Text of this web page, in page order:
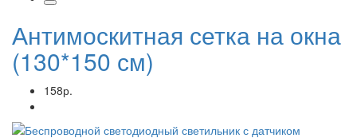
Антимоскитная сетка на окна
(130*150 см)
158р.